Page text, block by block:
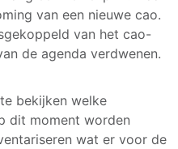
van een nieuwe cao.
van het cao-
de agenda verdwenen.
bekijken welke
dit moment worden
wat er voor de